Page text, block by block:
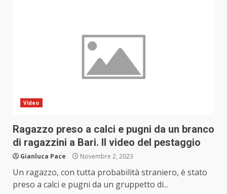
Video
Ragazzo preso a calci e pugni da un branco
di ragazzini a Bari. Il video del pestaggio
Gianluca Pace Novembre 2, 2023
Un ragazzo, con tutta probabilità straniero, è stato
preso a calci e pugni da un gruppetto di...